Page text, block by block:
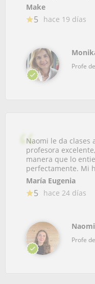
Make
5 hace 19 días
Profe
Naomi le da clases
profesora
manera que lo
perfectamente. Mi
María Eugenia
5 hace 24 días
Naomi
Profe